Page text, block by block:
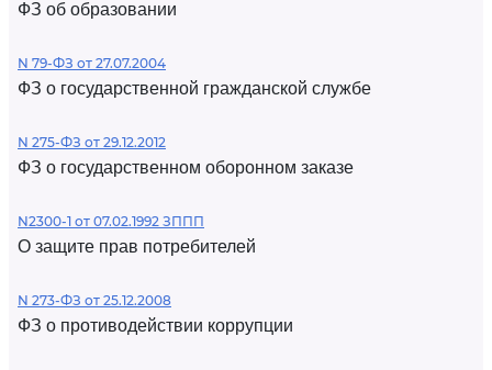
ФЗ об образовании
N 79-ФЗ от 27.07.2004
ФЗ о государственной гражданской службе
N 275-ФЗ от 29.12.2012
ФЗ о государственном оборонном заказе
N2300-1 от 07.02.1992 ЗППП
О защите прав потребителей
N 273-ФЗ от 25.12.2008
ФЗ о противодействии коррупции